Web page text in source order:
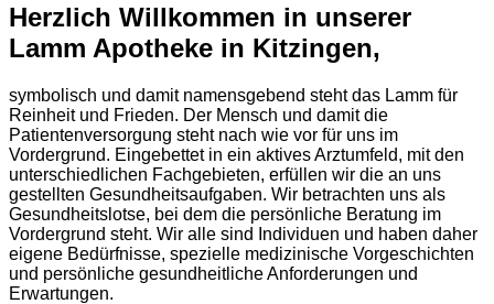
Herzlich Willkommen in unserer
Lamm Apotheke in Kitzingen,
symbolisch und damit namensgebend steht das Lamm für
Reinheit und Frieden. Der Mensch und damit die
Patientenversorgung steht nach wie vor für uns im
Vordergrund. Eingebettet in ein aktives Arztumfeld, mit den
unterschiedlichen Fachgebieten, erfüllen wir die an uns
gestellten Gesundheitsaufgaben. Wir betrachten uns als
Gesundheitslotse, bei dem die persönliche Beratung im
Vordergrund steht. Wir alle sind Individuen und haben daher
eigene Bedürfnisse, spezielle medizinische Vorgeschichten
und persönliche gesundheitliche Anforderungen und
Erwartungen.